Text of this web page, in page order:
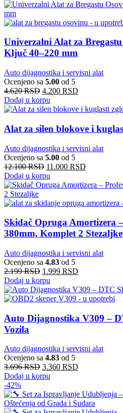
Univerzalni Alat za
Ključ 40–220 mm
Auto dijagnostika i servisni alat
Ocenjeno sa 5.00 od 5
4.620RSD 4.200 RSD
Dodaj u korpu
Alat za silen blokove i
Auto dijagnostika i servisni alat
Ocenjeno sa 5.00 od 5
12.100RSD 11.000 RSD
Dodaj u korpu
Skidač Opruga Amortizera
380mm, Komplet 2 Stezaljke
Auto dijagnostika i servisni alat
Ocenjeno sa 4.83 od 5
2.199RSD 1.999 RSD
Dodaj u korpu
Auto Dijagnostika V309 –
Vozila
Auto dijagnostika i servisni alat
Ocenjeno sa 4.83 od 5
3.696RSD 3.360 RSD
Dodaj u korpu
-42%